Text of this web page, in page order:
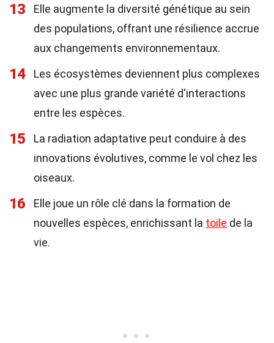
13
Elle augmente la diversité génétique au sein
des populations, offrant une résilience accrue
aux changements environnementaux.
14
Les écosystèmes deviennent plus complexes
avec une plus grande variété d'interactions
entre les espèces.
15
La radiation adaptative peut conduire à des
innovations évolutives, comme le vol chez les
oiseaux.
16
Elle joue un rôle clé dans la formation de
nouvelles espèces, enrichissant la toile de la
vie.